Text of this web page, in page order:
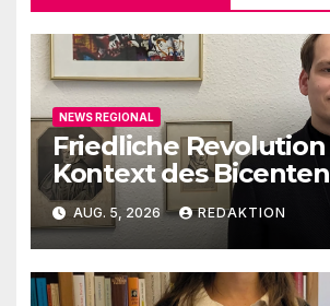
NEWS REGIONAL
Friedliche
Kontext des
1789-1989
AUG. 5, 2026 REDAKTION